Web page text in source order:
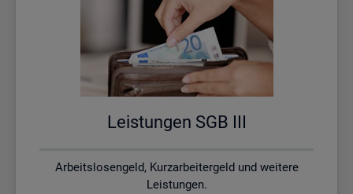
Leis­tun­gen SGB III
Arbeitslosengeld, Kurzarbeitergeld und weitere
Leistungen.